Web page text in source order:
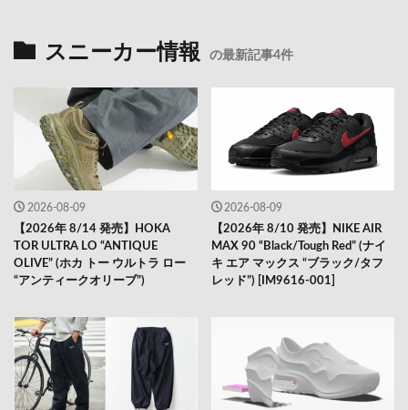
スニーカー情報 の最新記事4件
2026-08-09
【2026年 8/14 発売】HOKA
TOR ULTRA LO “ANTIQUE
OLIVE” (ホカ トー ウルトラ ロー
“アンティークオリーブ”)
2026-08-09
【2026年 8/10 発売】NIKE AIR
MAX 90 “Black/Tough Red” (ナイ
キ エア マックス “ブラック/タフ
レッド”) [IM9616-001]